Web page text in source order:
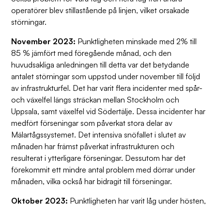
operatörer blev stillastående på linjen, vilket orsakade
störningar.
November 2023: Punktligheten minskade med 2% till
85 % jämfört med föregående månad, och den
huvudsakliga anledningen till detta var det betydande
antalet störningar som uppstod under november till följd
av infrastrukturfel. Det har varit flera incidenter med spår-
och växelfel längs sträckan mellan Stockholm och
Uppsala, samt växelfel vid Södertälje. Dessa incidenter har
medfört förseningar som påverkat stora delar av
Mälartågssystemet. Det intensiva snöfallet i slutet av
månaden har främst påverkat infrastrukturen och
resulterat i ytterligare förseningar. Dessutom har det
förekommit ett mindre antal problem med dörrar under
månaden, vilka också har bidragit till förseningar.
Oktober 2023: Punktligheten har varit låg under hösten,